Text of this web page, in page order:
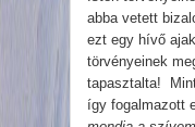
abba vetett
ezt egy hívő
törvényeinek
tapasztalta!
így fogalmazott